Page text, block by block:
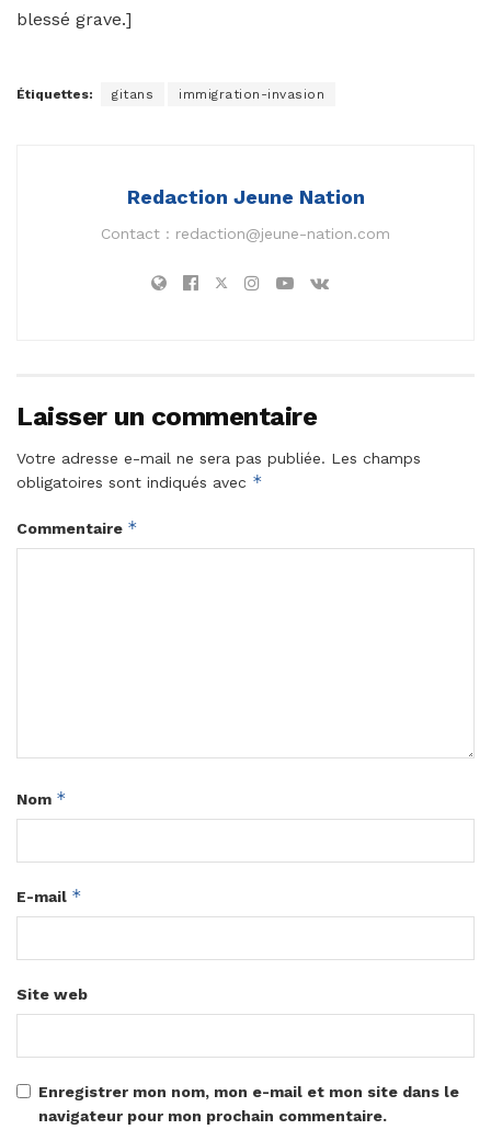
blessé grave.]
Étiquettes: gitans immigration-invasion
Redaction Jeune Nation
Contact : redaction@jeune-nation.com
Laisser un commentaire
Votre adresse e-mail ne sera pas publiée. Les champs
obligatoires sont indiqués avec *
Commentaire *
Nom *
E-mail *
Site web
Enregistrer mon nom, mon e-mail et mon site dans le
navigateur pour mon prochain commentaire.